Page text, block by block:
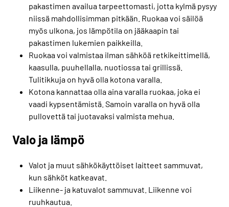
pakastimen availua tarpeettomasti, jotta kylmä pysyy
niissä mahdollisimman pitkään. Ruokaa voi säilöä
myös ulkona, jos lämpötila on jääkaapin tai
pakastimen lukemien paikkeilla.
Ruokaa voi valmistaa ilman sähköä retkikeittimellä,
kaasulla, puuhellalla, nuotiossa tai grillissä.
Tulitikkuja on hyvä olla kotona varalla.
Kotona kannattaa olla aina varalla ruokaa, joka ei
vaadi kypsentämistä. Samoin varalla on hyvä olla
pullovettä tai juotavaksi valmista mehua.
Valo ja lämpö
Valot ja muut sähkökäyttöiset laitteet sammuvat,
kun sähköt katkeavat.
Liikenne- ja katuvalot sammuvat. Liikenne voi
ruuhkautua.